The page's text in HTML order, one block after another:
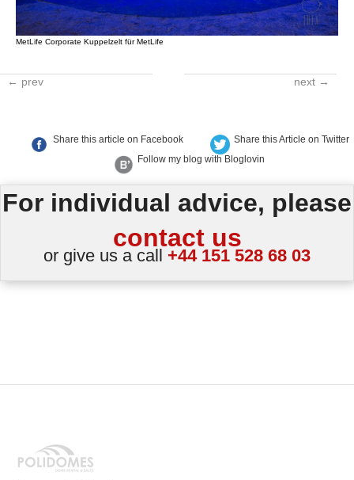
MetLife Corporate Kuppelzelt für MetLife
← prev next →
Share this article on Facebook
Share this Article on Twitter
Follow my blog with Bloglovin
For individual advice, please
contact us
or give us a call +44 151 528 68 03